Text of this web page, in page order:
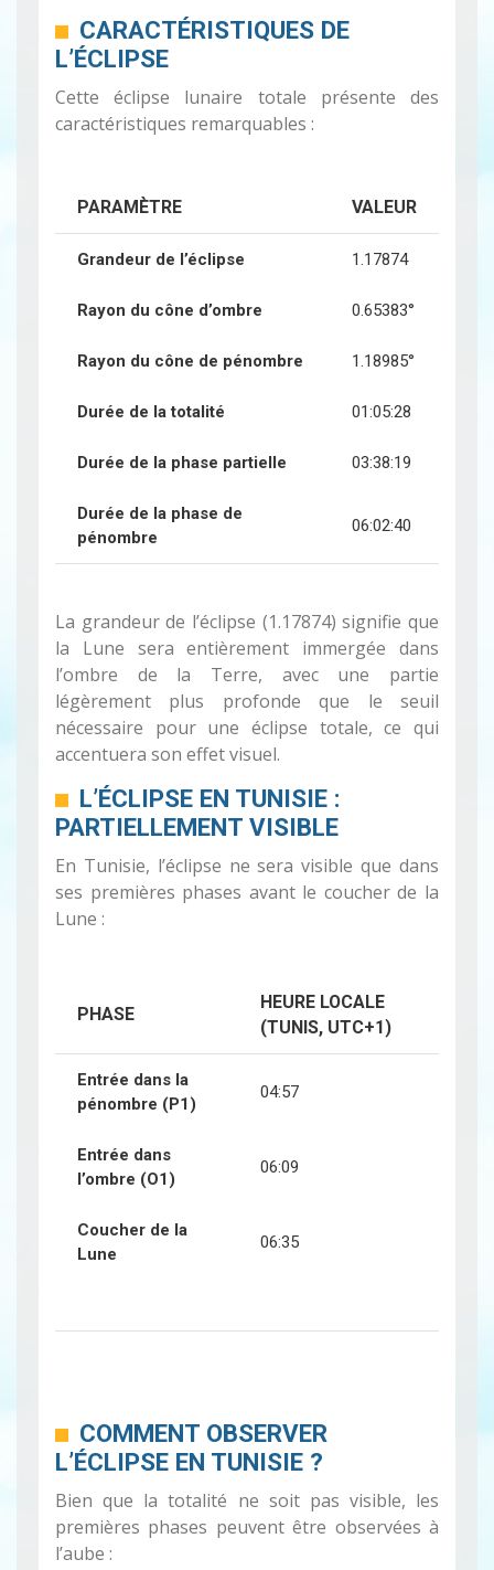
CARACTÉRISTIQUES DE
L’ÉCLIPSE
Cette éclipse lunaire totale présente des
caractéristiques remarquables :
PARAMÈTRE VALEUR
Grandeur de l’éclipse 1.17874
Rayon du cône d’ombre 0.65383°
Rayon du cône de pénombre 1.18985°
Durée de la totalité 01:05:28
Durée de la phase partielle 03:38:19
Durée de la phase de
pénombre
06:02:40
La grandeur de l’éclipse (1.17874) signifie que
la Lune sera entièrement immergée dans
l’ombre de la Terre, avec une partie
légèrement plus profonde que le seuil
nécessaire pour une éclipse totale, ce qui
accentuera son effet visuel.
L’ÉCLIPSE EN TUNISIE :
PARTIELLEMENT VISIBLE
En Tunisie, l’éclipse ne sera visible que dans
ses premières phases avant le coucher de la
Lune :
PHASE
HEURE LOCALE
(TUNIS, UTC+1)
Entrée dans la
pénombre (P1)
04:57
Entrée dans
l’ombre (O1)
06:09
Coucher de la
Lune
06:35
COMMENT OBSERVER
L’ÉCLIPSE EN TUNISIE ?
Bien que la totalité ne soit pas visible, les
premières phases peuvent être observées à
l’aube :